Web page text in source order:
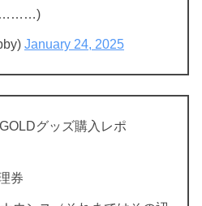
………)
January 24, 2025
グッズ購入レポ
券